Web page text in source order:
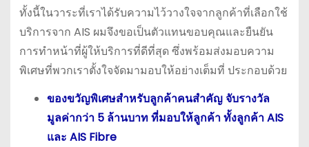
ทั้งนี้ในวาระที่เราได้รับความไว้วางใจจากลูกค้าที่เลือกใช้
บริการจาก AIS ผมจึงขอเป็นตัวแทนขอบคุณและยืนยัน
การทำหน้าที่ผู้ให้บริการที่ดีที่สุด ซึ่งพร้อมส่งมอบความ
พิเศษที่พวกเราตั้งใจจัดมามอบให้อย่างเต็มที่ ประกอบด้วย
ของขวัญพิเศษสำหรับลูกค้าคนสำคัญ จับรางวัล
มูลค่ากว่า 5 ล้านบาท ที่มอบให้ลูกค้า ทั้งลูกค้า AIS
และ AIS Fibre